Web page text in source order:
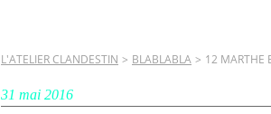
L'ATELIER CLANDESTIN > BLABLABLA > 12 MARTHE
31 mai 2016